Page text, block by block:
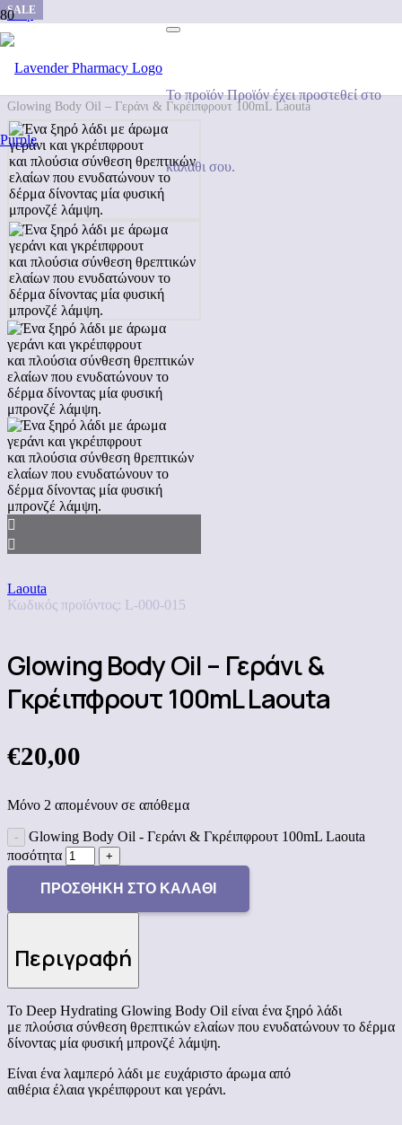
Το προϊόνΠροϊόνέχει προστεθεί στο
καλάθι σου.
Shop
/
Σώμα
Έλαια Σώματος
Glowing Body Oil – Γεράνι & Γκρέιπφρουτ 100mL Laouta
Laouta
Κωδικός προϊόντος: L-000-015
Glowing Body Oil – Γεράνι &
Γκρέιπφρουτ 100mL Laouta
€20,00
Μόνο 2 απομένουν σε απόθεμα
Glowing Body Oil - Γεράνι & Γκρέιπφρουτ 100mL Laouta
ποσότητα
ΠΡΟΣΘΉΚΗ ΣΤΟ ΚΑΛΆΘΙ
Περιγραφή
Το Deep Hydrating Glowing Body Oil είναι ένα ξηρό λάδι
με πλούσια σύνθεση θρεπτικών ελαίων που ενυδατώνουν το δέρμα
δίνοντας μία φυσική μπρονζέ λάμψη.
Είναι ένα λαμπερό λάδι με ευχάριστο άρωμα από
αιθέρια έλαια γκρέιπφρουτ και γεράνι.
SALE
SALE